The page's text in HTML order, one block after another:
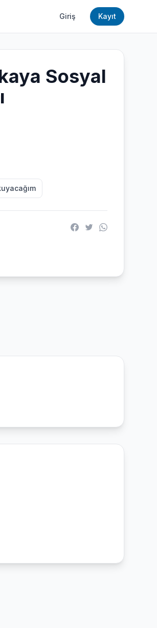
Giriş Kayıt
Sosyal